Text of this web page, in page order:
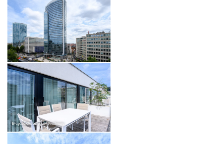
B-aparthotel Regent - Penthouse